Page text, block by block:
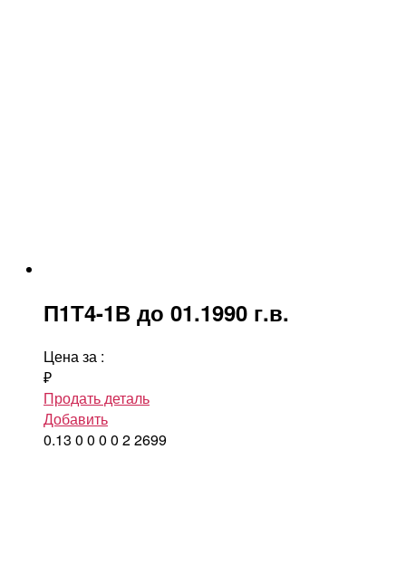
П1Т4-1В до 01.1990 г.в.
Цена за :
₽
Продать деталь
Добавить
0.13 0 0 0 0 22699